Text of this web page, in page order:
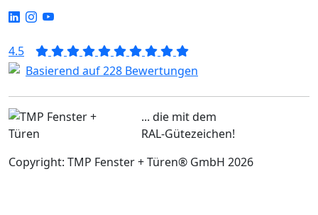
4.5
Basierend auf 228 Bewertungen
... die mit dem
RAL-Gütezeichen!
Copyright: TMP Fenster + Türen® GmbH 2026